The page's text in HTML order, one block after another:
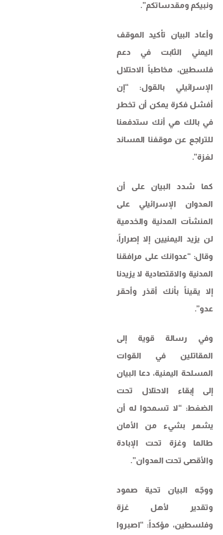
ونبيكم ومقدساتكم”.
وأعاد البيان تأكيد الموقف
اليمني الثابت في دعم
فلسطين، مخاطباً الاحتلال
الإسرائيلي بالقول: “إن
أفشل فكرة يمكن أن تخطر
في بالك هي أنك ستدفعنا
للتراجع عن موقفنا المساند
لغزة”.
كما شدد البيان على أن
العدوان الإسرائيلي على
المنشآت المدنية والخدمية
لن يزيد اليمنيين إلا إصراراً،
وقال: “عدوانك على مرافقنا
المدنية والاقتصادية لا يزيدنا
إلا يقيناً بأنك أقذر وأحقر
عدو”.
وفي رسالة قوية إلى
المقاتلين في القوات
المسلحة اليمنية، دعا البيان
إلى إبقاء الاحتلال تحت
الضغط: “لا تسمحوا له أن
يشعر بشيء من الأمان
طالما وغزة تحت الإبادة
والأقصى تحت العدوان”.
ووجّه البيان تحية صمود
وتقدير لأهل غزة
وفلسطين، مؤكداً: “اصبروا